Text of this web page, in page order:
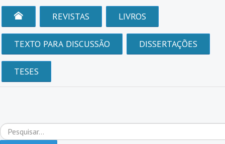
REVISTAS LIVROS
TEXTO PARA DISCUSSÃO DISSERTAÇÕES
TESES
Pesquisar...